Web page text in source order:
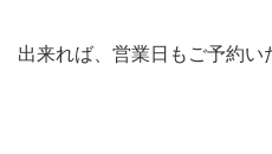
出来れば、営業日もご予約い